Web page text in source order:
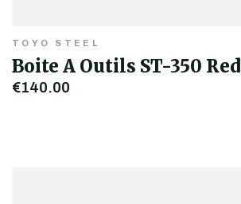
TOYO STEEL
Boite A Outils ST-350 Red
€140,00